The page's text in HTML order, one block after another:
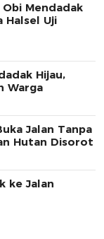
Mendadak
Halsel Uji
Hijau,
Warga
Jalan Tanpa
Hutan Disorot
ke Jalan